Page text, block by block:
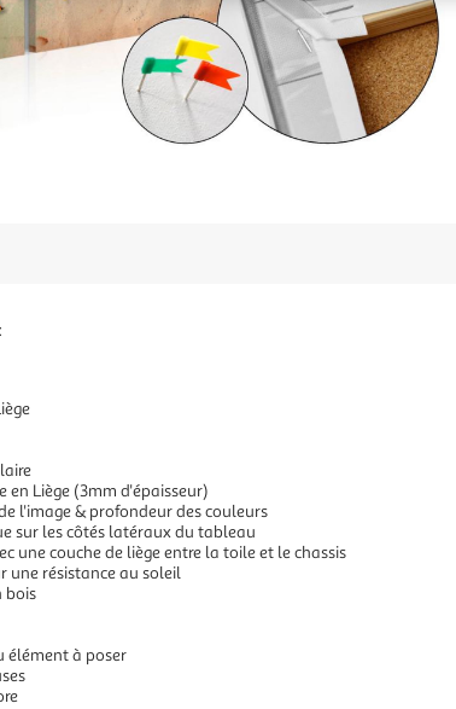
en Liège (3mm d'épaisseur)
l'image & profondeur des couleurs
sur les côtés latéraux du tableau
une couche de liège entre la toile et le chassis
une résistance au soleil
bois
élément à poser